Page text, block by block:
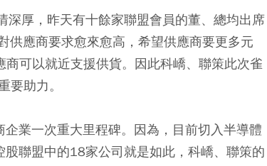
厚，昨天有十餘家聯盟會員的董、總均出席
供應商要求愈來愈高，希望供應商要更多元
可以就近支援供貨。因此科嶠、聯策此次雀
要助力。
業一次重大里程碑。因為，目前切入半導體
聯盟中的18家公司就是如此，科嶠、聯策的